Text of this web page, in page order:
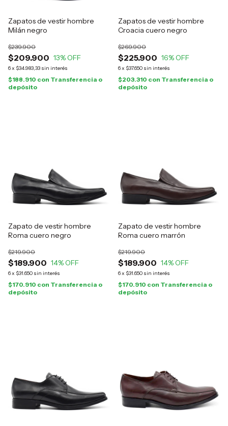
Zapatos de vestir hombre
Milán negro
$209.900
$239.900
13% OFF
6x $34.983,33 sin interés
$188.910 con Transferencia o
depósito
Zapatos de vestir hombre
Croacia cuero negro
$225.900
$269.900
16% OFF
6x $37.650 sin interés
$203.310 con Transferencia o
depósito
Zapato de vestir hombre
Roma cuero negro
$189.900
$219.900
14% OFF
6x $31.650 sin interés
$170.910 con Transferencia o
depósito
Zapato de vestir hombre
Roma cuero marrón
$189.900
$219.900
14% OFF
6x $31.650 sin interés
$170.910 con Transferencia o
depósito